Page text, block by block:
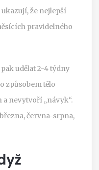
že nejlepší
pravidelného
udělat 2-4 týdny
způsobem tělo
nevytvoří „návyk“.
června-srpna,